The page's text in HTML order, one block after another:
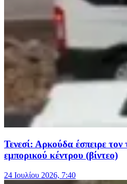
Τενεσί: Αρκούδα έσπειρε
εμπορικού κέντρου (βίντεο)
24 Ιουλίου 2026, 7:40